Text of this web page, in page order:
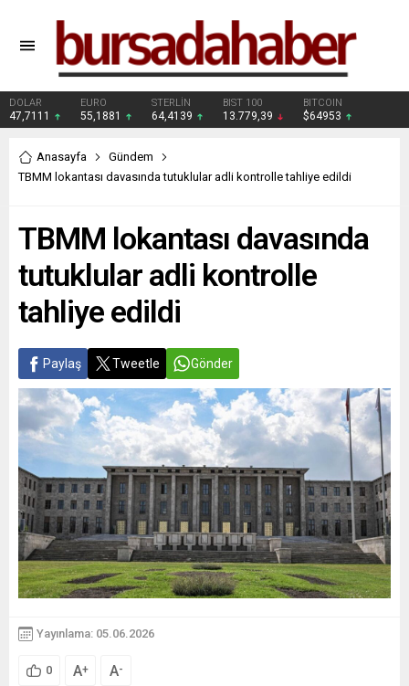
DOLAR
47,7111
EURO
55,1881
STERLİN
64,4139
BIST 100
13.779,39
BITCOIN
$64953
Anasayfa
Gündem
TBMM lokantası davasında tutuklular adli kontrolle tahliye edildi
TBMM lokantası davasında
tutuklular adli kontrolle
tahliye edildi
Paylaş Tweetle Gönder
Yayınlama: 05.06.2026
0 A+ A-